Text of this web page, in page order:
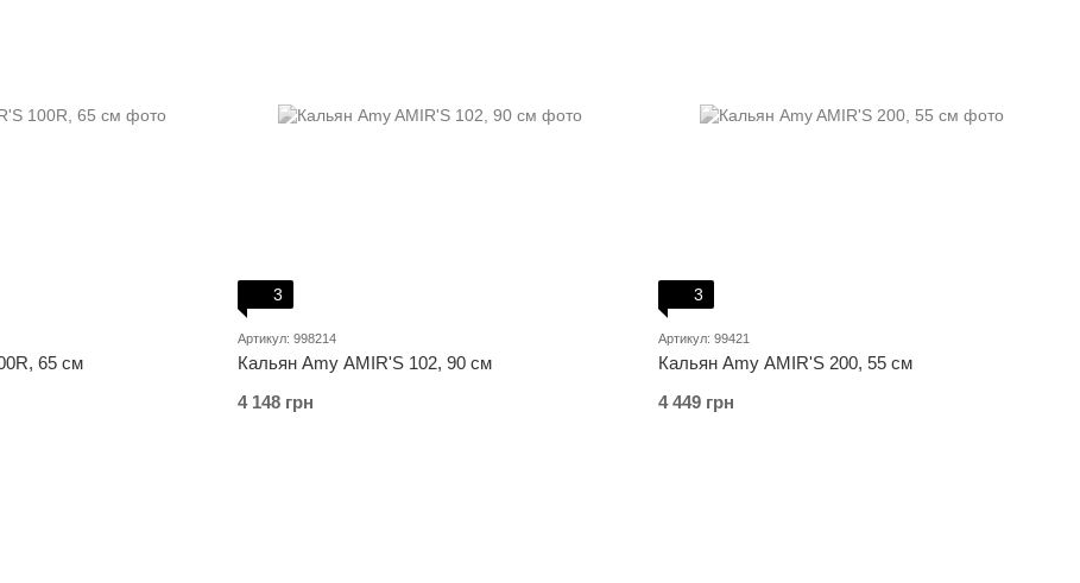
65 см
3
Артикул: 998214
Кальян Amy AMIR'S 102, 90 см
4 148 грн
3
Артикул: 99421
Кальян Amy AMIR'S 200, 55 см
4 449 грн